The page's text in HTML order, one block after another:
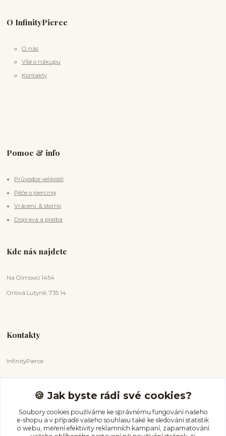
O InfinityPierce
O nás
Vše o nákupu
Kontakty
Pomoc & info
Průvodce velikostí
Péče o piercing
Vrácení & storno
Doprava a platba
Kde nás najdete
Na Olmovci 1454
Orlová Lutyně, 735 14
Kontakty
InfinityPierce
+420 731 681 038
(Po-Ne, 9-18 hod.)
info@infinitypierce.cz
🍪 Jak byste rádi své cookies?
Soubory cookies používáme ke správnému fungování našeho
e-shopu a v případě vašeho souhlasu také ke sledování statistik
o webu, měření efektivity reklamních kampaní, zapamatování